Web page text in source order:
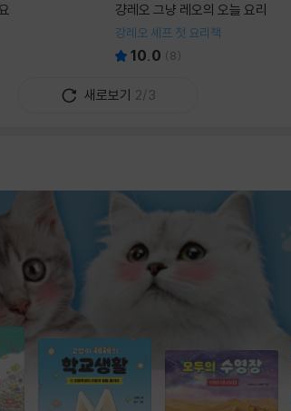
걍레오 그냥 레오의 오늘 요리
강레오 셰프 첫 요리책
10.0 (8)
새로보기 2/3